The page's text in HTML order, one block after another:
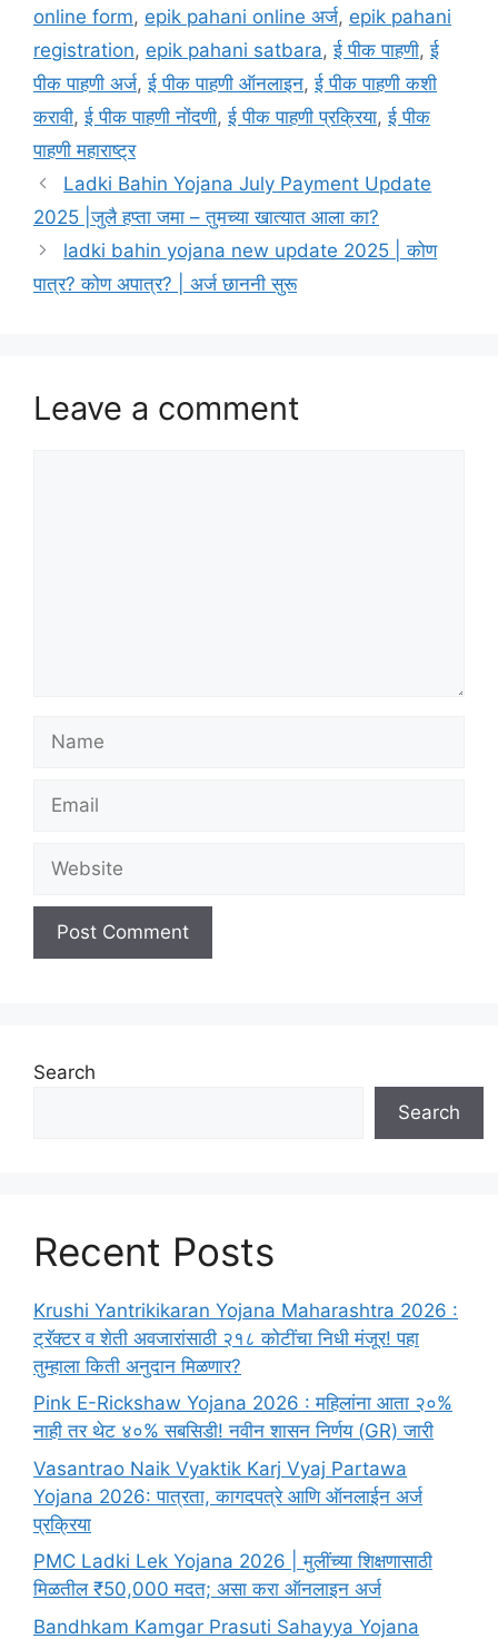
online form, epik pahani online अर्ज, epik pahani
registration, epik pahani satbara,ई पीक पाहणी,ई
पीक पाहणी अर्ज,ई पीक पाहणी ऑनलाइन,ई पीक पाहणी कशी
करावी,ई पीक पाहणी नोंदणी,ई पीक पाहणी प्रक्रिया,ई पीक
पाहणी महाराष्ट्र
Ladki Bahin Yojana July Payment Update
2025 |जुलै हप्ता जमा – तुमच्या खात्यात आला का?
ladki bahin yojana new update 2025 | कोण
पात्र? कोण अपात्र? | अर्ज छाननी सुरू
Leave a comment
Search
Search
Recent Posts
Krushi Yantrikikaran Yojana Maharashtra 2026 :
ट्रॅक्टर व शेती अवजारांसाठी २१८ कोटींचा निधी मंजूर! पहा
तुम्हाला किती अनुदान मिळणार?
Pink E-Rickshaw Yojana 2026 : महिलांना आता २०%
नाही तर थेट ४०% सबसिडी! नवीन शासन निर्णय (GR) जारी
Vasantrao Naik Vyaktik Karj Vyaj Partawa
Yojana 2026: पात्रता, कागदपत्रे आणि ऑनलाईन अर्ज
प्रक्रिया
PMC Ladki Lek Yojana 2026 | मुलींच्या शिक्षणासाठी
मिळतील ₹50,000 मदत; असा करा ऑनलाइन अर्ज
Bandhkam Kamgar Prasuti Sahayya Yojana